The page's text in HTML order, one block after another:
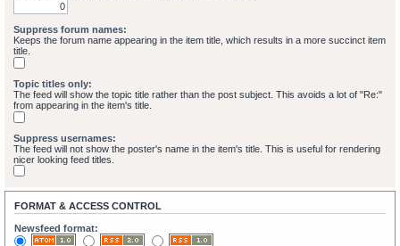
Suppress forum names:
Keeps the forum name appearing in the item title, which results in a more succinct item
title.
Topic titles only:
The feed will show the topic title rather than the post subject. This avoids a lot of "Re:"
from appearing in the item's title.
Suppress usernames:
The feed will not show the poster's name in the item's title. This is useful for rendering
nicer looking feed titles.
FORMAT & ACCESS CONTROL
Newsfeed format: